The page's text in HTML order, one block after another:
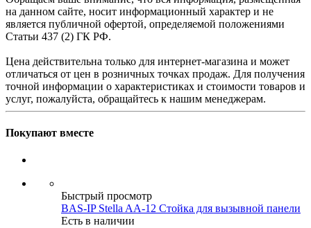
на данном сайте, носит информационный характер и не
является публичной офертой, определяемой положениями
Статьи 437 (2) ГК РФ.
Цена действительна только для интернет-магазина и может
отличаться от цен в розничных точках продаж. Для получения
точной информации о характеристиках и стоимости товаров и
услуг, пожалуйста, обращайтесь к нашим менеджерам.
Покупают вместе
Быстрый просмотр
BAS-IP Stella AA-12 Стойка для вызывной панели
Есть в наличии